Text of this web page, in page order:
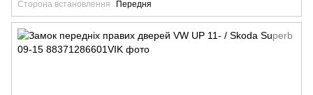
Сторона встановлення
Передня